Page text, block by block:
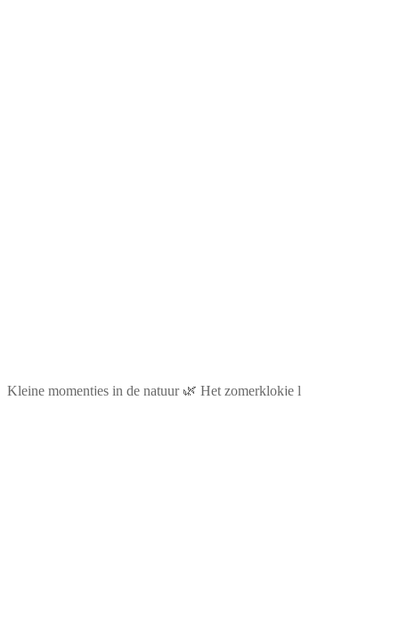
Kleine momentjes in de natuur 🌿 Het zomerklokje l